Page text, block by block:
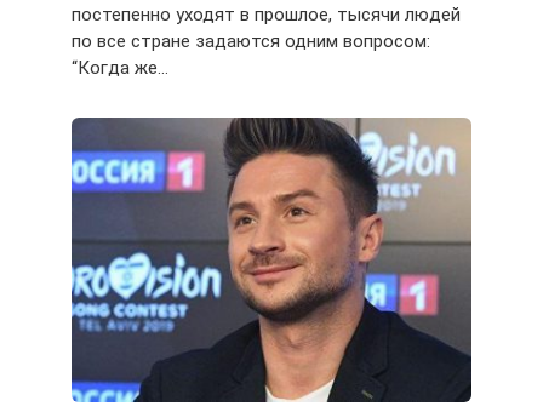
постепенно уходят в прошлое, тысячи людей
по все стране задаются одним вопросом:
“Когда же…